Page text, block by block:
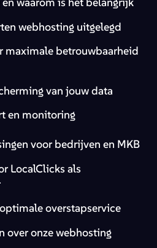
webhosting uitgelegd
maximale betrouwbaarheid
van jouw data
en monitoring
voor bedrijven en MKB
LocalClicks als
overstapservice
over onze webhosting